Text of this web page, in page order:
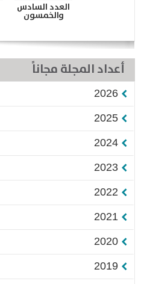
العدد السادس
والخمسون
أعداد المجلة مجاناً
2026
2025
2024
2023
2022
2021
2020
2019